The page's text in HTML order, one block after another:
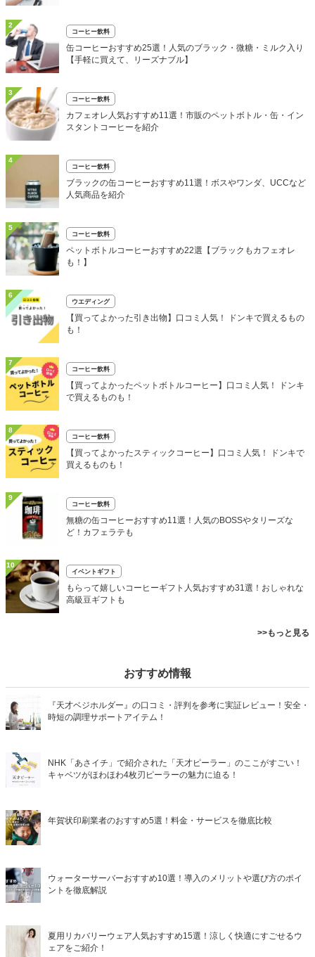
2
コーヒー飲料
缶コーヒーおすすめ25選！人気のブラック・微糖・ミルク入り
【手軽に買えて、リーズナブル】
3
コーヒー飲料
カフェオレ人気おすすめ11選！市販のペットボトル・缶・イン
スタントコーヒーを紹介
4
コーヒー飲料
ブラックの缶コーヒーおすすめ11選！ボスやワンダ、UCCなど
人気商品を紹介
5
コーヒー飲料
ペットボトルコーヒーおすすめ22選【ブラックもカフェオレ
も！】
6
ウエディング
【買ってよかった引き出物】口コミ人気！ ドンキで買えるもの
も！
7
コーヒー飲料
【買ってよかったペットボトルコーヒー】口コミ人気！ ドンキ
で買えるものも！
8
コーヒー飲料
【買ってよかったスティックコーヒー】口コミ人気！ ドンキで
買えるものも！
9
コーヒー飲料
無糖の缶コーヒーおすすめ11選！人気のBOSSやタリーズな
ど！カフェラテも
10
イベントギフト
もらって嬉しいコーヒーギフト人気おすすめ31選！おしゃれな
高級豆ギフトも
>>もっと見る
おすすめ情報
『天才ベジホルダー』の口コミ・評判を参考に実証レビュー！安全・
時短の調理サポートアイテム！
NHK「あさイチ」で紹介された「天才ピーラー」のここがすごい！
キャベツがほわほわ4枚刃ピーラーの魅力に迫る！
年賀状印刷業者のおすすめ5選！料金・サービスを徹底比較
ウォーターサーバーおすすめ10選！導入のメリットや選び方のポイ
ントを徹底解説
夏用リカバリーウェア人気おすすめ15選！涼しく快適にすごせるウ
ェアをご紹介！